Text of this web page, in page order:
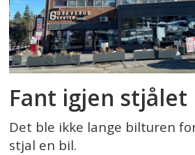
Fant igjen stjålet
Det ble ikke lange bilturen
stjal en bil.